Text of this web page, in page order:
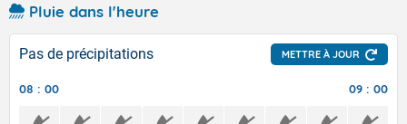
Pluie dans l'heure
Pas de précipitations METTRE À JOUR
08 : 00 09 : 00